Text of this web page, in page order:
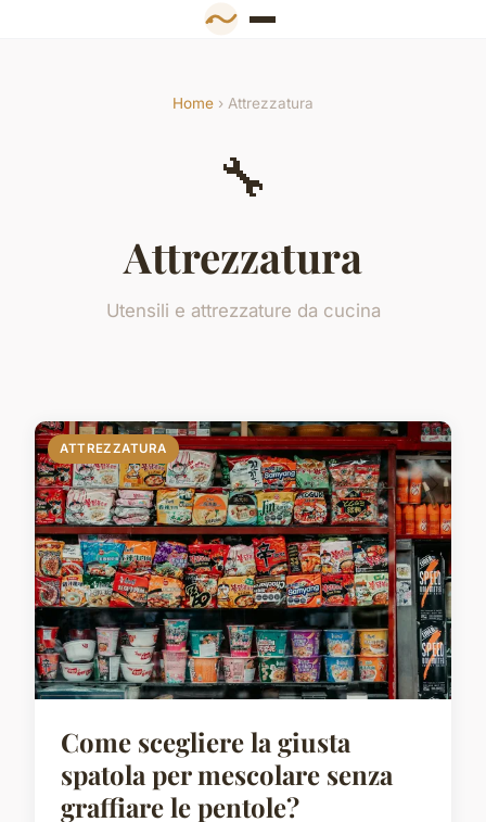
Home › Attrezzatura
🔧
Attrezzatura
Utensili e attrezzature da cucina
ATTREZZATURA
Come scegliere la giusta
spatola per mescolare senza
graffiare le pentole?